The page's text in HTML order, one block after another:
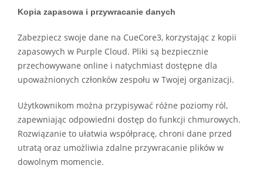
Kopia zapasowa i przywracanie danych
Zabezpiecz swoje dane na CueCore3, korzystając z kopii
zapasowych w Purple Cloud. Pliki są bezpiecznie
przechowywane online i natychmiast dostępne dla
upoważnionych członków zespołu w Twojej organizacji.
Użytkownikom można przypisywać różne poziomy ról,
zapewniając odpowiedni dostęp do funkcji chmurowych.
Rozwiązanie to ułatwia współpracę, chroni dane przed
utratą oraz umożliwia zdalne przywracanie plików w
dowolnym momencie.